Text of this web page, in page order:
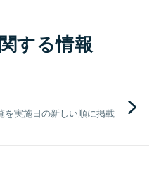
する情報
を実施日の新しい順に掲載